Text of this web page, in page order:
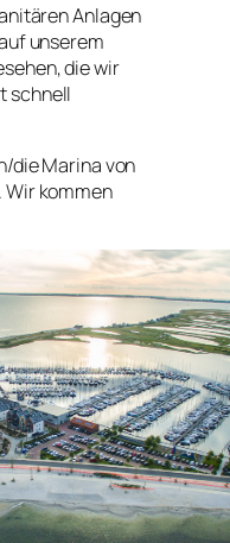
Anlagen
unserem
die wir
schnell
die Marina von
Wir kommen